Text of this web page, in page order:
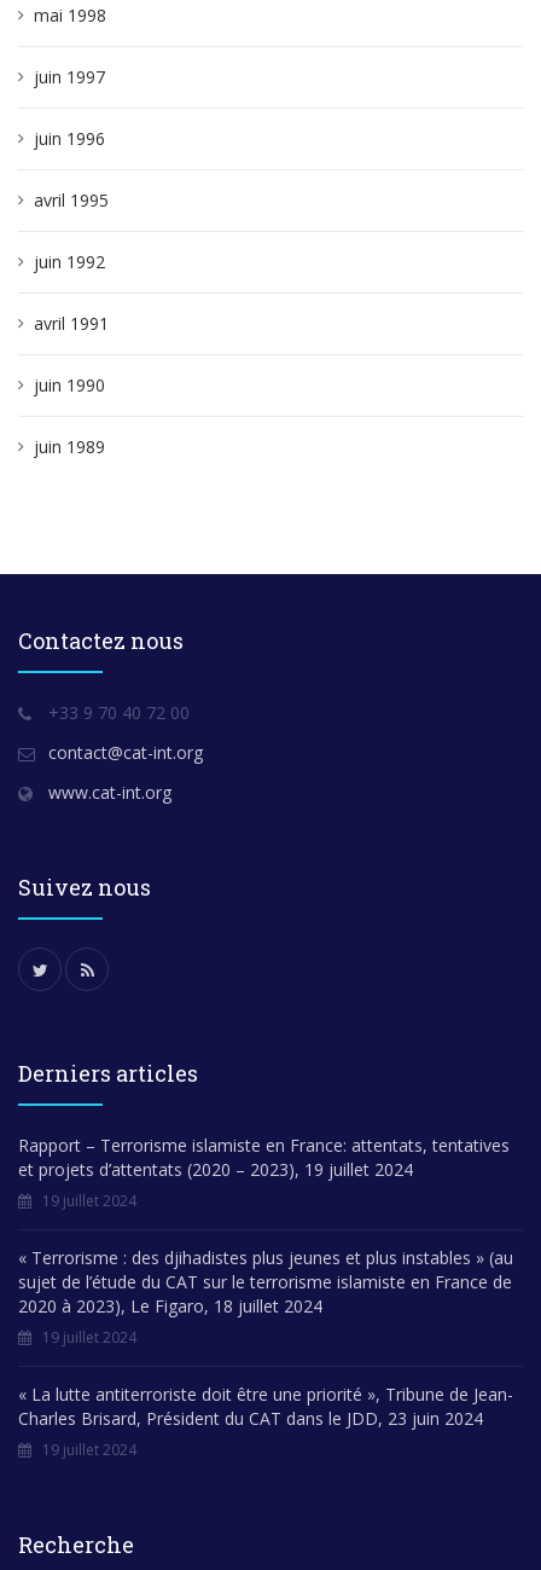
mai 1998
juin 1997
juin 1996
avril 1995
juin 1992
avril 1991
juin 1990
juin 1989
Contactez nous
+33 9 70 40 72 00
contact@cat-int.org
www.cat-int.org
Suivez nous
Derniers articles
Rapport – Terrorisme islamiste en France: attentats, tentatives
et projets d’attentats (2020 – 2023), 19 juillet 2024
19 juillet 2024
« Terrorisme : des djihadistes plus jeunes et plus instables » (au
sujet de l’étude du CAT sur le terrorisme islamiste en France de
2020 à 2023), Le Figaro, 18 juillet 2024
19 juillet 2024
« La lutte antiterroriste doit être une priorité », Tribune de Jean-
Charles Brisard, Président du CAT dans le JDD, 23 juin 2024
19 juillet 2024
Recherche